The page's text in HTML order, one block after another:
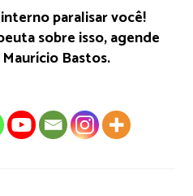
paralisar você!
sobre isso, agende
Bastos.